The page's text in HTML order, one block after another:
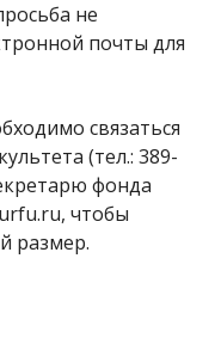
не
почты для
связаться
(тел.: 389-
фонда
чтобы
размер.